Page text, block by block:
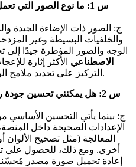
س 1: ما نوع الصور التي
ج: الصور ذات الإضاءة الجيدة
والخلفيات البسيطة وغير
الوجه والصور المؤطرة جيدًا إلى
الاصطناعي الأكثر إثارة
التركيز على تحديد ملامح الوجه وتعبيراتها دون تشتيت الانتباه.
س 2: هل يمكنني تحسين جودة
ج: بينما يأتي التحسين
الإعدادات الصحيحة داخل
المعالجة (مثل تصحيح
أخرى. ومع ذلك، للحصول على
إعادة تحميل صورة مصدر